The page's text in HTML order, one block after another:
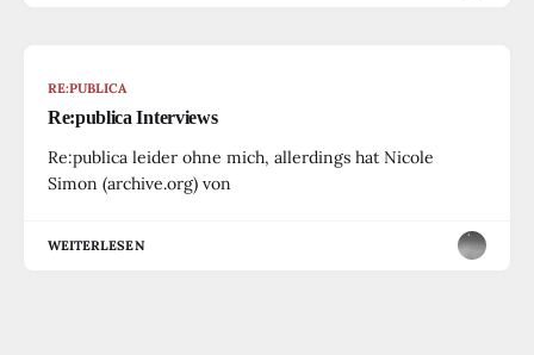
RE:PUBLICA
Re:publica Interviews
Re:publica leider ohne mich, allerdings hat Nicole
Simon (archive.org) von
WEITERLESEN